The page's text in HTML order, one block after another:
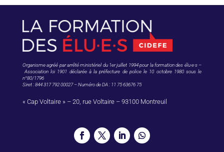
Organisme agréé par arrêté ministériel du 1er juillet 1994 pour la formation des élu·e·s –
Association loi 1901 déclarée à la préfecture de police le 10 octobre 1980 sous le
n°80/1796
Siret : 844 317 792 00027 – Numéro de DA : 11 75 63676 75
« Cap Voltaire » – 20, rue Voltaire – 93100 Montreuil